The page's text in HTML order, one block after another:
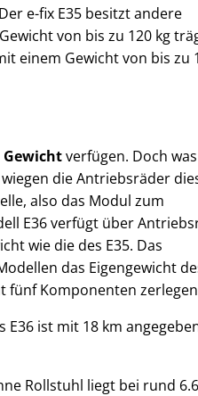
e-fix E35 besitzt andere
von bis zu 120 kg
einem Gewicht von bis zu
Gewichtverfügen. Doch
die Antriebsräder
also das Modul zum
E36 verfügt über
wie die des E35. Das
das Eigengewicht
fünf Komponenten
E36 ist mit 18 km
Rollstuhl liegt bei rund